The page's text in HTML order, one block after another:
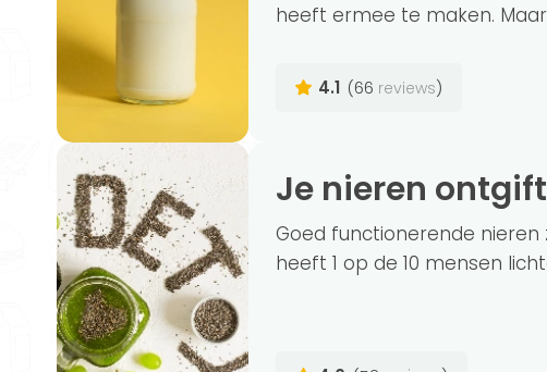
heeft ermee te maken.
4.1 (66 reviews)
Je nieren
Goed functionerende nieren
heeft 1 op de 10 mensen